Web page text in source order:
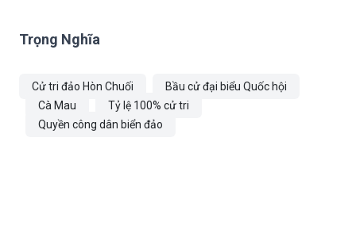
Trọng Nghĩa
Cử tri đảo Hòn Chuối
Bầu cử đại biểu Quốc hội
Cà Mau
Tỷ lệ 100% cử tri
Quyền công dân biển đảo